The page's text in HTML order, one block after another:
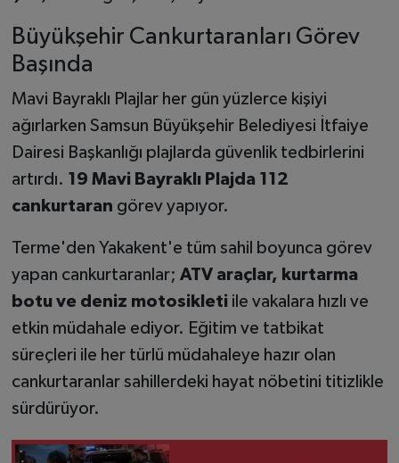
Büyükşehir Cankurtaranları Görev
Başında
Mavi Bayraklı Plajlar her gün yüzlerce kişiyi
ağırlarken Samsun Büyükşehir Belediyesi İtfaiye
Dairesi Başkanlığı plajlarda güvenlik tedbirlerini
artırdı. 19 Mavi Bayraklı Plajda 112
cankurtaran görev yapıyor.
Terme'den Yakakent'e tüm sahil boyunca görev
yapan cankurtaranlar; ATV araçlar, kurtarma
botu ve deniz motosikletiile vakalara hızlı ve
etkin müdahale ediyor. Eğitim ve tatbikat
süreçleri ile her türlü müdahaleye hazır olan
cankurtaranlar sahillerdeki hayat nöbetini titizlikle
sürdürüyor.